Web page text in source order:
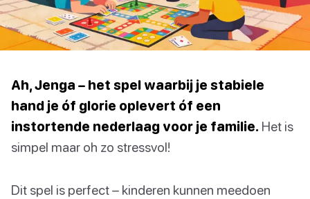
Ah, Jenga – het spel waarbij je stabiele
hand je óf glorie oplevert óf een
instortende nederlaag voor je familie. Het is
simpel maar oh zo stressvol!
Dit spel is perfect – kinderen kunnen meedoen